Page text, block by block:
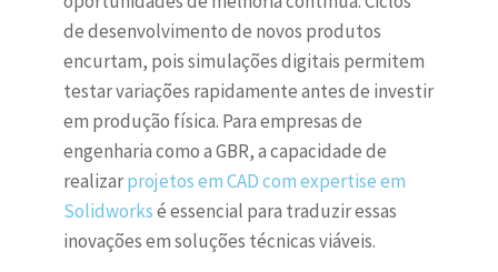
de desenvolvimento de novos produtos
encurtam, pois simulações digitais permitem
testar variações rapidamente antes de investir
em produção física. Para empresas de
engenharia como a GBR, a capacidade de
realizarprojetos em CAD com expertise em
Solidworksé essencial para traduzir essas
inovações em soluções técnicas viáveis.